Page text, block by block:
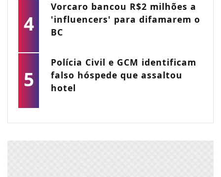
4
Vorcaro bancou R$2 milhões a
'influencers' para difamarem o
BC
5
Polícia Civil e GCM identificam
falso hóspede que assaltou
hotel